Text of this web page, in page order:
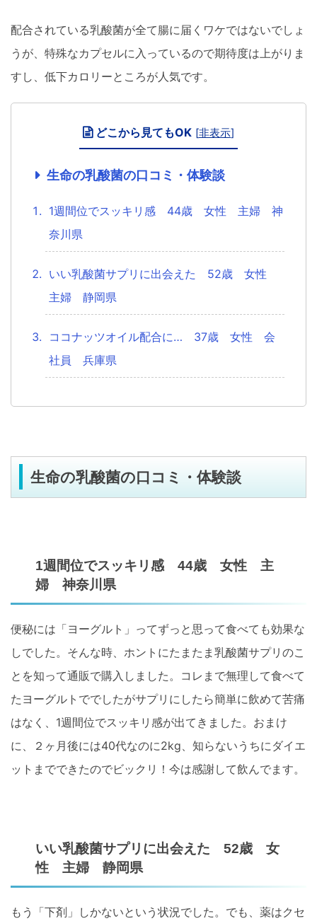
配合されている乳酸菌が全て腸に届くワケではないでしょ
うが、特殊なカプセルに入っているので期待度は上がりま
すし、低下カロリーところが人気です。
どこから見てもOK [非表示]
生命の乳酸菌の口コミ・体験談
1週間位でスッキリ感 44歳 女性 主婦 神
奈川県
いい乳酸菌サプリに出会えた 52歳 女性
主婦 静岡県
ココナッツオイル配合に… 37歳 女性 会
社員 兵庫県
生命の乳酸菌の口コミ・体験談
1週間位でスッキリ感 44歳 女性 主
婦 神奈川県
便秘には「ヨーグルト」ってずっと思って食べても効果な
しでした。そんな時、ホントにたまたま乳酸菌サプリのこ
とを知って通販で購入しました。コレまで無理して食べて
たヨーグルトででしたがサプリにしたら簡単に飲めて苦痛
はなく、1週間位でスッキリ感が出てきました。おまけ
に、２ヶ月後には40代なのに2kg、知らないうちにダイエ
ットまでできたのでビックリ！今は感謝して飲んでます。
いい乳酸菌サプリに出会えた 52歳 女
性 主婦 静岡県
もう「下剤」しかないという状況でした。でも、薬はクセ